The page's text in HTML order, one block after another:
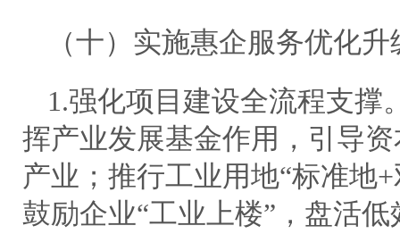
（十）实施惠企服务优化
1.强化项目建设全流程支撑
挥产业发展基金作用，引导
产业；推行工业用地“标准地
鼓励企业“工业上楼”，盘活